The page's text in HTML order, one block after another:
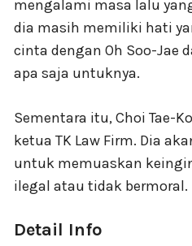
mengalami masa lalu
dia masih memiliki hati
cinta dengan Oh Soo-Jae
apa saja untuknya.
Sementara itu, Choi Tae-
ketua TK Law Firm. Dia
untuk memuaskan
ilegal atau tidak bermoral.
Detail Info